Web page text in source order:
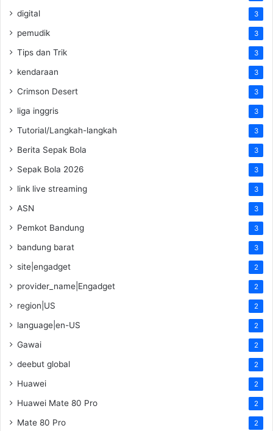
digital 3
pemudik 3
Tips dan Trik 3
kendaraan 3
Crimson Desert 3
liga inggris 3
Tutorial/Langkah-langkah 3
Berita Sepak Bola 3
Sepak Bola 2026 3
link live streaming 3
ASN 3
Pemkot Bandung 3
bandung barat 3
site|engadget 2
provider_name|Engadget 2
region|US 2
language|en-US 2
Gawai 2
deebut global 2
Huawei 2
Huawei Mate 80 Pro 2
Mate 80 Pro 2